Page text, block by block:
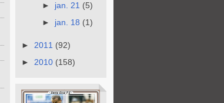
► jan. 21 (5)
► jan. 18 (1)
►2011 (92)
► 2010 (158)